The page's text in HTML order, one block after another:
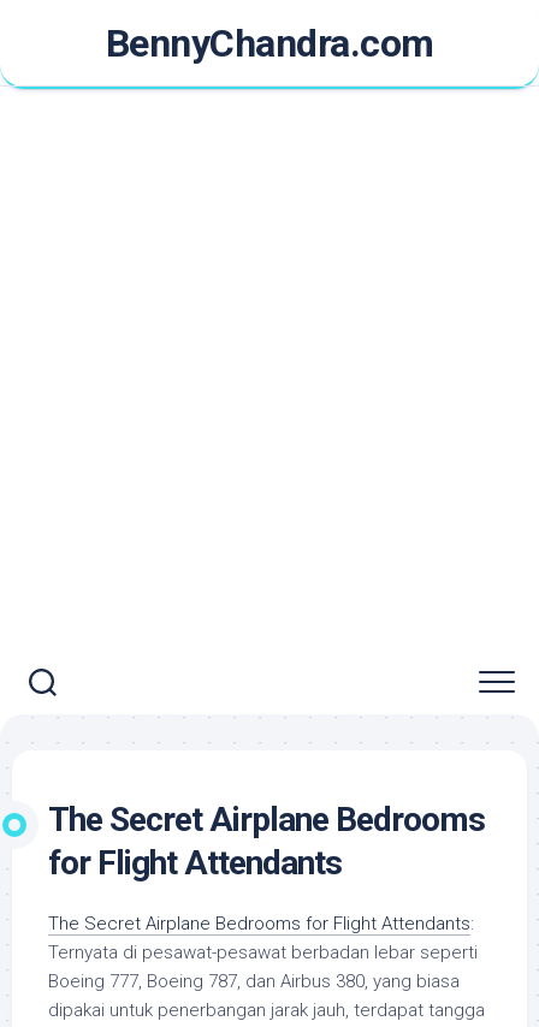
content
BennyChandra.com
The Secret Airplane Bedrooms
for Flight Attendants
The Secret Airplane Bedrooms for Flight Attendants:
Ternyata di pesawat-pesawat berbadan lebar seperti
Boeing 777, Boeing 787, dan Airbus 380, yang biasa
dipakai untuk penerbangan jarak jauh, terdapat tangga